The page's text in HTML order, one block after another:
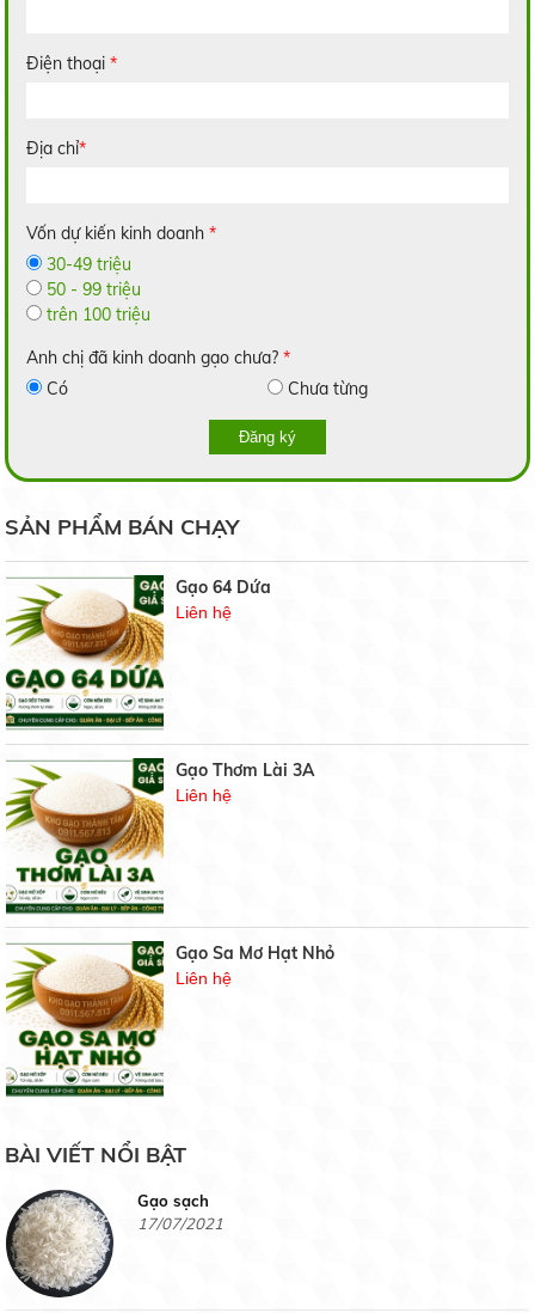
Điện thoại*
Địa chỉ*
Vốn dự kiến kinh doanh*
30-49 triệu
50 - 99 triệu
trên 100 triệu
Anh chị đã kinh doanh gạo chưa?*
Có
Chưa từng
Đăng ký
SẢN PHẨM BÁN CHẠY
14.000 đ/kg
Gạo 64 Dứa
Liên hệ
Gạo Thơm Lài 3A
Liên hệ
Gạo Sa Mơ Hạt Nhỏ
Liên hệ
Liên hệ
BÀI VIẾT NỔI BẬT
19/05/2020
6 bước bảo quản hoa cúc sau thu hoạch
19/05/2020
3 phương pháp phục hồi cây caphe nhiểm sương
muối
19/05/2020
BẢNG GIÁ GẠO HÔM NAY
21/07/2021
Gạo chuyên dùng cơm chiên
19/07/2021
Gạo sạch
17/07/2021